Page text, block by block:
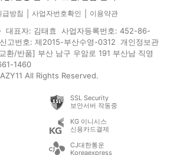
방침 사업자번호확인 이용약관
대표자: 김태효 사업자등록번호: 452-86-
고번호: 제2015-부산수영-0312 개인정보관
환/반품] 부산 남구 우암로 191 부산남 직영
1460
All Rights Reserved.
SSL Security
보안서버 작동중
KG 이니시스
신용카드결제
CJ대한통운
Koreaexpress